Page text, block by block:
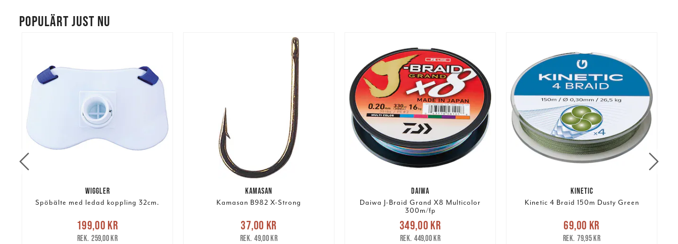
POPULÄRT JUST NU
WIGGLER
Spöbälte med ledad koppling 32cm.
Nuvarande pris
Tidigare pris
199,00 kr
259,00 kr
KAMASAN
Kamasan B982 X-Strong
Nuvarande pris :37,00 kr
pris: 49,00 kr
37,00 kr
49,00 kr
DAIWA
Daiwa J-Braid Grand X8 Multicolor
300m/fp
Nuvarande pris
Tidigare pris
349,00 kr
449,00 kr
KINETIC
Kinetic 4 Braid 150m Dusty Green
Nuvarande pris :69,00 kr
pris: 79,95 kr
69,00 kr
79,95 kr